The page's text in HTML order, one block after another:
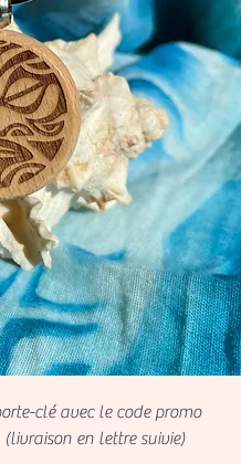
clé avec le code promo
en lettre suivie)